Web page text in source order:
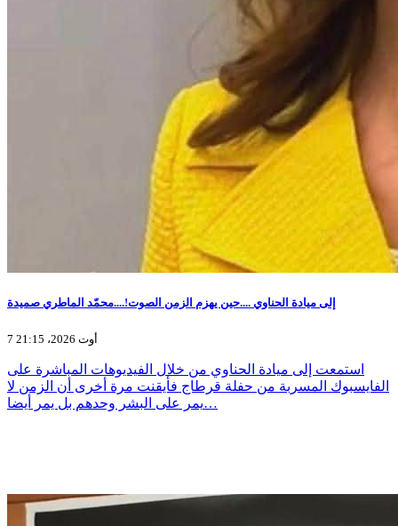
إلى ميادة الحناوي ....حين يهزم الزمن الصوت!....محمّد الماطري صميدة
7 أوت 2026، 21:15
استمعت إلى ميادة الحناوي من خلال الفيديوهات المباشرة على
الفايسبوك المسربة من حفلة قرطاج فأيقنت مرة أخرى أن الزمن لا
يمر على البشر وحدهم بل يمر أيضا…